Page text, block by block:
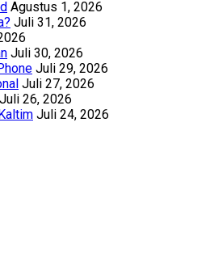
Agustus 1, 2026
Juli 31, 2026
Juli 30, 2026
Juli 29, 2026
Juli 27, 2026
Juli 26, 2026
Juli 24, 2026